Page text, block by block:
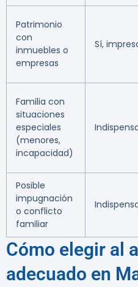
Patrimonio
con
inmuebles o
empresas
Sí,
Familia con
situaciones
especiales
(menores,
incapacidad)
Posible
impugnación
o conflicto
familiar
Cómo elegir al
adecuado en